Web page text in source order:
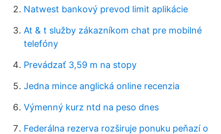
Natwest bankový prevod limit aplikácie
At & t služby zákazníkom chat pre mobilné
telefóny
Prevádzať 3,59 m na stopy
Jedna mince anglická online recenzia
Výmenný kurz ntd na peso dnes
Federálna rezerva rozširuje ponuku peňazí o